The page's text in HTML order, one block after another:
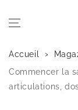
contenu
Accueil
Commencer la
articulations,